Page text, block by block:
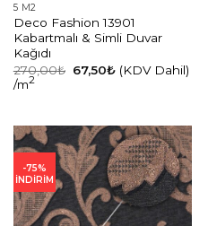
5 M2
Deco Fashion 13901
Kabartmalı & Simli Duvar
Kağıdı
270,00₺ Orijinal
fiyat:
67,50₺Şu
andaki
(KDV Dahil)
/m2
-75%
İNDİRİM